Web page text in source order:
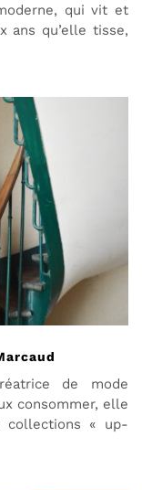
qui vit et
ans qu’elle tisse,
de mode
consommer, elle
collections « up-